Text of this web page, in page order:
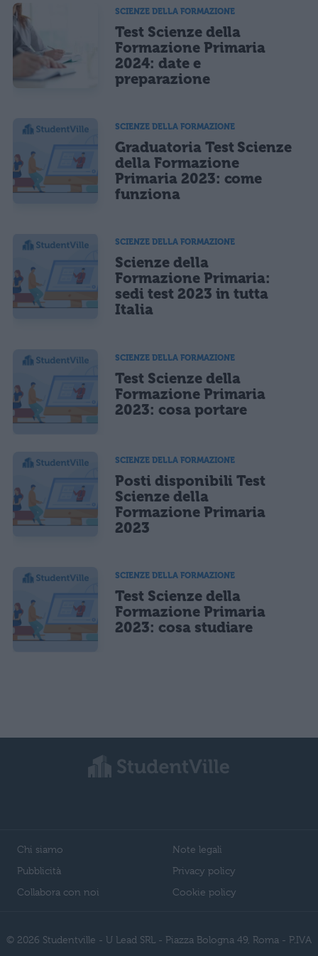
SCIENZE DELLA FORMAZIONE
Test Scienze della
Formazione Primaria
2024: date e
preparazione
SCIENZE DELLA FORMAZIONE
Graduatoria Test Scienze
della Formazione
Primaria 2023: come
funziona
SCIENZE DELLA FORMAZIONE
Scienze della
Formazione Primaria:
sedi test 2023 in tutta
Italia
SCIENZE DELLA FORMAZIONE
Test Scienze della
Formazione Primaria
2023: cosa portare
SCIENZE DELLA FORMAZIONE
Posti disponibili Test
Scienze della
Formazione Primaria
2023
SCIENZE DELLA FORMAZIONE
Test Scienze della
Formazione Primaria
2023: cosa studiare
Chi siamo
Pubblicità
Collabora con noi
Note legali
Privacy policy
Cookie policy
© 2026 Studentville - U Lead SRL - Piazza Bologna 49, Roma - P.IVA